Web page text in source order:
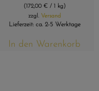
(172,00 € / 1 kg)
zzgl. Versand
Lieferzeit: ca. 2-5 Werktage
In den Warenkorb